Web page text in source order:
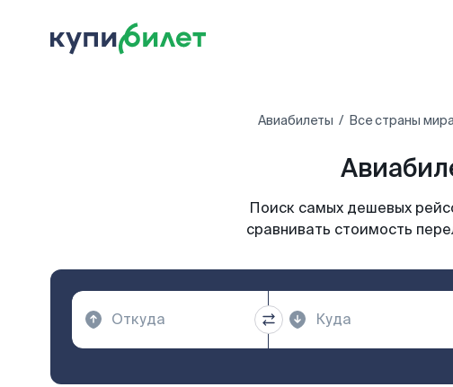
Авиабилеты Все страны
Поиск самых дешевых
сравнивать стоимость